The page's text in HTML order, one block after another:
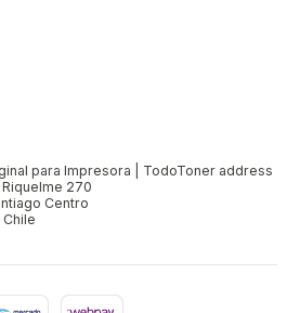
para Impresora | TodoToner address
270
Centro